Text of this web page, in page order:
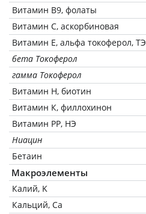
Витамин В9, фолаты
Витамин C, аскорбиновая
Витамин Е, альфа токоферол, ТЭ
бета Токоферол
гамма Токоферол
Витамин Н, биотин
Витамин К, филлохинон
Витамин РР, НЭ
Ниацин
Бетаин
Макроэлементы
Калий, K
Кальций, Ca